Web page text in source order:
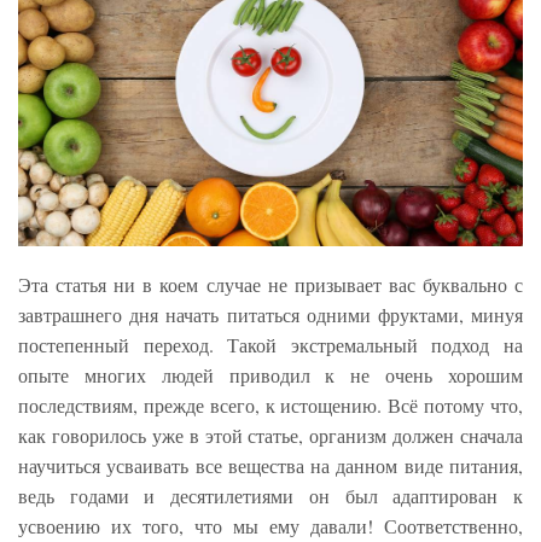
Эта статья ни в коем случае не призывает вас буквально с
завтрашнего дня начать питаться одними фруктами, минуя
постепенный переход. Такой экстремальный подход на
опыте многих людей приводил к не очень хорошим
последствиям, прежде всего, к истощению. Всё потому что,
как говорилось уже в этой статье, организм должен сначала
научиться усваивать все вещества на данном виде питания,
ведь годами и десятилетиями он был адаптирован к
усвоению их того, что мы ему давали! Соответственно,